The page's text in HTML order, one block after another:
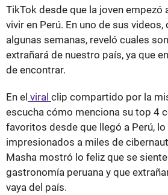
TikTok desde que la joven empezó
vivir en Perú. En uno de sus
algunas semanas, reveló cuales
extrañará de nuestro país, ya que
de encontrar.
En el viral clip compartido por la
escucha cómo menciona su top 4
favoritos desde que llegó a Perú, lo
impresionados a miles de
Masha mostró lo feliz que se
gastronomía peruana y que
vaya del país.